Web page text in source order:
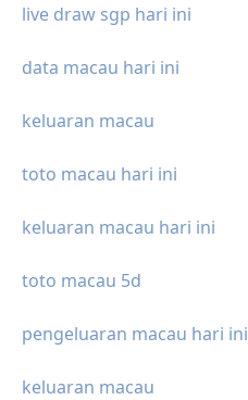
live draw sgp hari ini
data macau hari ini
keluaran macau
toto macau hari ini
keluaran macau hari ini
toto macau 5d
pengeluaran macau hari ini
keluaran macau